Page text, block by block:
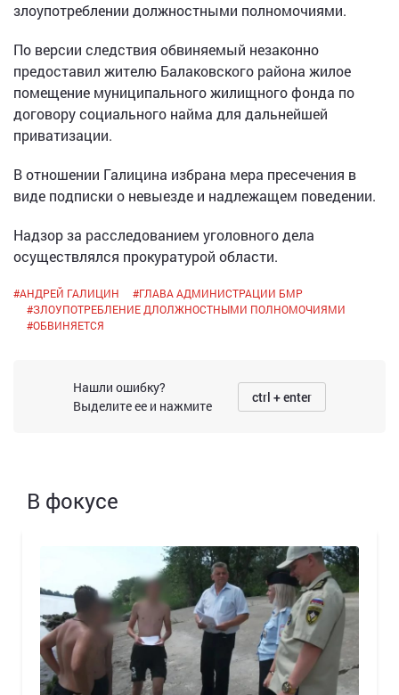
злоупотреблении должностными полномочиями.
По версии следствия обвиняемый незаконно
предоставил жителю Балаковского района жилое
помещение муниципального жилищного фонда по
договору социального найма для дальнейшей
приватизации.
В отношении Галицина избрана мера пресечения в
виде подписки о невыезде и надлежащем поведении.
Надзор за расследованием уголовного дела
осуществлялся прокуратурой области.
#АНДРЕЙ ГАЛИЦИН #ГЛАВА АДМИНИСТРАЦИИ БМР
#ЗЛОУПОТРЕБЛЕНИЕ ДЛОЛЖНОСТНЫМИ ПОЛНОМОЧИЯМИ
#ОБВИНЯЕТСЯ
Нашли ошибку?
Выделите ее и нажмите
ctrl + enter
В фокусе